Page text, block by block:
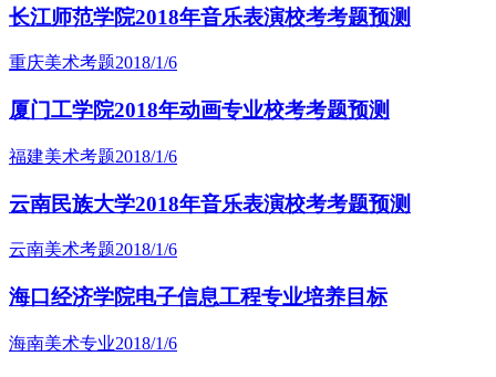
长江师范学院2018年音乐表演校考考题预测
重庆美术考题2018/1/6
厦门工学院2018年动画专业校考考题预测
福建美术考题2018/1/6
云南民族大学2018年音乐表演校考考题预测
云南美术考题2018/1/6
海口经济学院电子信息工程专业培养目标
海南美术专业2018/1/6